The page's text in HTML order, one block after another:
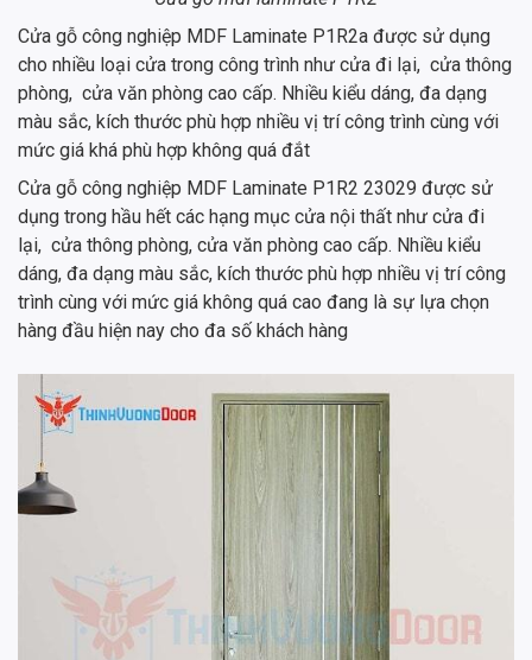
Cửa gỗ công nghiệp MDF Laminate P1R2a được sử dụng
cho nhiều loại cửa trong công trình như cửa đi lại, cửa thông
phòng, cửa văn phòng cao cấp. Nhiều kiểu dáng, đa dạng
màu sắc, kích thước phù hợp nhiều vị trí công trình cùng với
mức giá khá phù hợp không quá đắt
Cửa gỗ công nghiệp MDF Laminate P1R2 23029 được sử
dụng trong hầu hết các hạng mục cửa nội thất như cửa đi
lại, cửa thông phòng, cửa văn phòng cao cấp. Nhiều kiểu
dáng, đa dạng màu sắc, kích thước phù hợp nhiều vị trí công
trình cùng với mức giá không quá cao đang là sự lựa chọn
hàng đầu hiện nay cho đa số khách hàng